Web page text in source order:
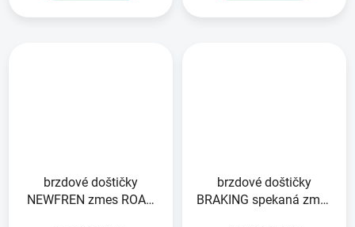
brzdové doštičky
NEWFREN zmes ROAD
brzdové doštičky
BRAKING spekaná zmes